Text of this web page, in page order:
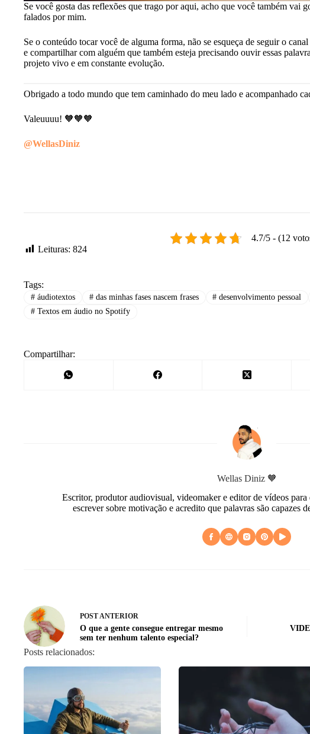
Se você gosta das reflexões que trago por aqui, acho que você também vai
falados por mim.
Se o conteúdo tocar você de alguma forma, não se esqueça de seguir o
e compartilhar com alguém que também esteja precisando ouvir essas
projeto vivo e em constante evolução.
Obrigado a todo mundo que tem caminhado do meu lado e acompanhado
Valeuuuu! 🧡🧡🧡
@WellasDiniz
4.7/5 - (12
Leituras: 824
Tags:
#áudiotextos #das minhas fases nascem frases # desenvolvimento pessoal
#Textos em áudio no Spotify
Compartilhar:
Wellas Diniz 🧡
Escritor, produtor audiovisual, videomaker e editor de vídeos
escrever sobre motivação e acredito que palavras são capazes
POSTANTERIOR
O que a gente consegue entregar mesmo
sem ter nenhum talento especial?
Posts relacionados: